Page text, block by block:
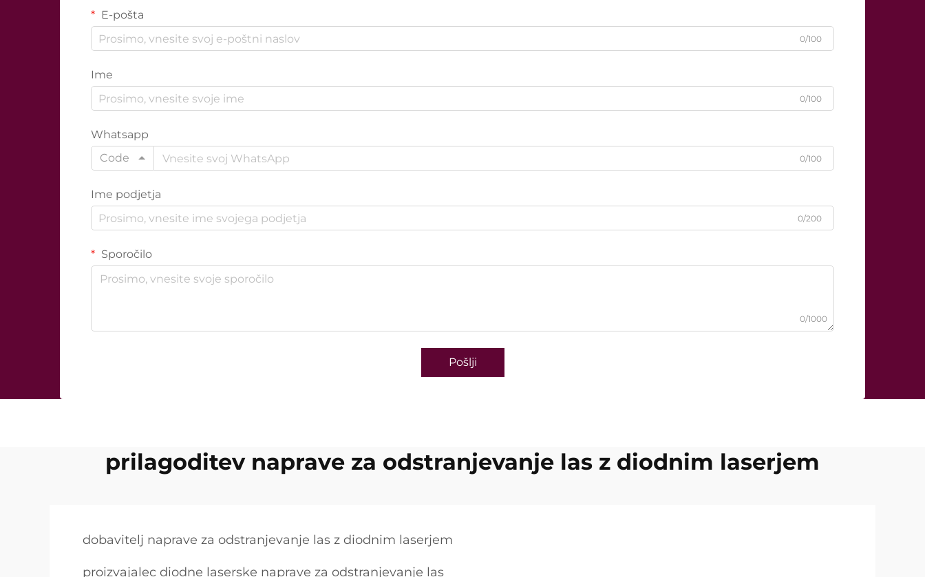
E-pošta
0/100
Ime
0/100
Whatsapp
Code
0/100
Ime podjetja
0/200
Sporočilo
0/1000
Pošlji
prilagoditev naprave za odstranjevanje las z diodnim laserjem
dobavitelj naprave za odstranjevanje las z diodnim laserjem
proizvajalec diodne laserske naprave za odstranjevanje las